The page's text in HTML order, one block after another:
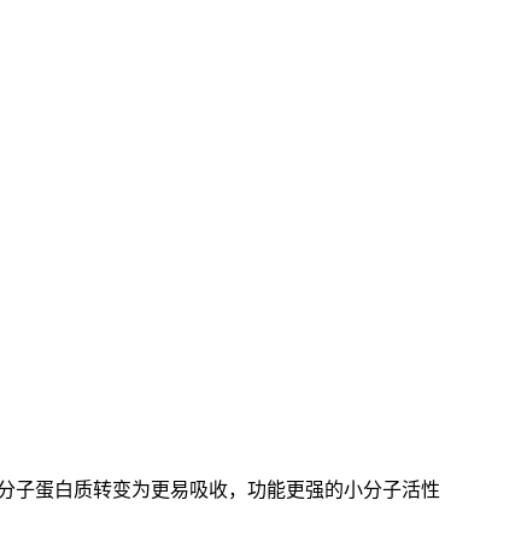
子蛋白质转变为更易吸收，功能更强的小分子活性